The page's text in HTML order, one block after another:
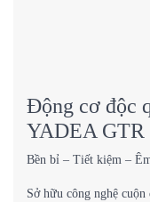
Động cơ độc
YADEA GTR
Bền bỉ – Tiết kiệm –
Sở hữu công nghệ